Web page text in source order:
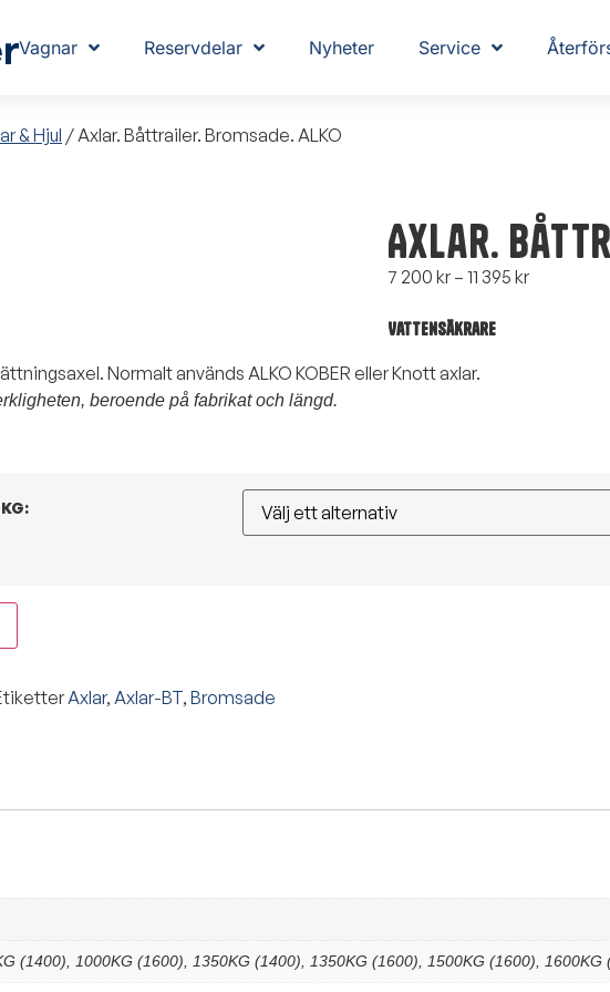
Vagnar Reservdelar Nyheter Service
& Hjul / Axlar. Båttrailer. Bromsade. ALKO
Axlar.
7 200kr – 11 395kr
Vattensäkrare
Normalt används ALKO KOBER eller Knott axlar.
beroende på fabrikat och längd.
Axlar, Axlar-BT, Bromsade
(1400), 1000KG (1600), 1350KG (1400), 1350KG (1600), 1500KG (1600), 1600KG